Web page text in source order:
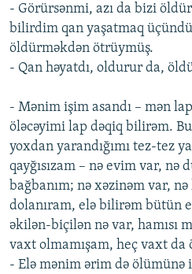
- Görürsənmi, azı da bizi
bilirdim qan yaşatmaq
öldürməkdən ötrüymüş.
- Qan həyatdı, oldurur da,
- Mənim işim asandı – mən
öləcəyimi lap dəqiq bilirəm.
yoxdan yarandığımı tez-tez
qayğısızam – nə evim var, nə
bağbanım; nə xəzinəm var,
dolanıram, elə bilirəm bütün
əkilən-biçilən nə var, hamısı
vaxt olmamışam, heç vaxt da
- Elə mənim ərim də ölümünə